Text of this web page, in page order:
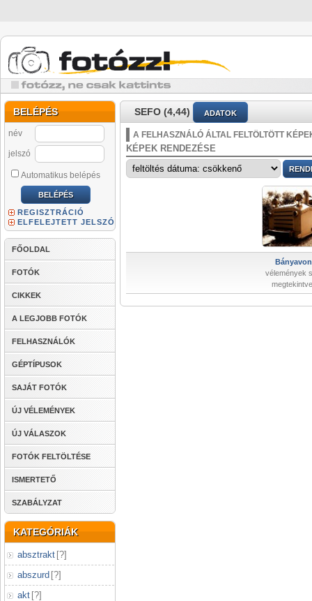
BELÉPÉS
név
jelszó
Automatikus belépés
REGISZTRÁCIÓ
ELFELEJTETT JELSZÓ
FŐOLDAL
FOTÓK
CIKKEK
A LEGJOBB FOTÓK
FELHASZNÁLÓK
GÉPTÍPUSOK
SAJÁT FOTÓK
ÚJ VÉLEMÉNYEK
ÚJ VÁLASZOK
FOTÓK FELTÖLTÉSE
ISMERTETŐ
SZABÁLYZAT
KATEGÓRIÁK
absztrakt [?]
abszurd [?]
akt [?]
SEFO (4,44) ADATOK
A FELHASZNÁLÓ ÁLTAL FELTÖLTÖTT
KÉPEK RENDEZÉSE
vélemények